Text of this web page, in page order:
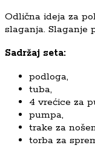
Odlična ideja za
slaganja. Slaganje
Sadržaj seta:
podloga,
tuba,
4 vrećice za
pumpa,
trake za
torba za